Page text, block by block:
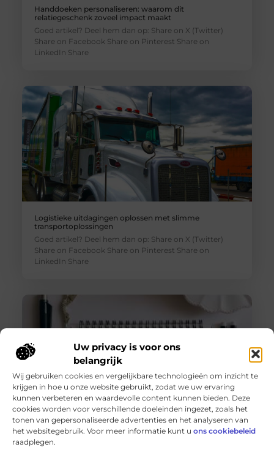
Uw privacy is voor ons
belangrijk
Wij gebruiken cookies en vergelijkbare technologieën om inzicht te
krijgen in hoe u onze website gebruikt, zodat we uw ervaring
kunnen verbeteren en waardevolle content kunnen bieden. Deze
cookies worden voor verschillende doeleinden ingezet, zoals het
tonen van gepersonaliseerde advertenties en het analyseren van
het websitegebruik. Voor meer informatie kunt u ons cookiebeleid
raadplegen.
Handdoeken personaliseren: waarom dit
relatiegeschenk zoveel impact maakt
Goed artikel? Deel hem dan op: Share on X (Twitter)
Share on Facebook Share on Pinterest Share on
LinkedIn Share
Logistieke uitdagingen oplossen met slimme
transportoplossingen
Goed artikel? Deel hem dan op: Share on X (Twitter)
Share on Facebook Share on Pinterest Share on
LinkedIn Share
De voordelen van het drukken van kalenders voor jouw
bedrijf!
Goed artikel? Deel hem dan op: Share on X (Twitter)